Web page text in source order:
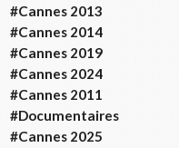
#Cannes 2013
#Cannes 2014
#Cannes 2019
#Cannes 2024
#Cannes 2011
#Documentaires
#Cannes 2025